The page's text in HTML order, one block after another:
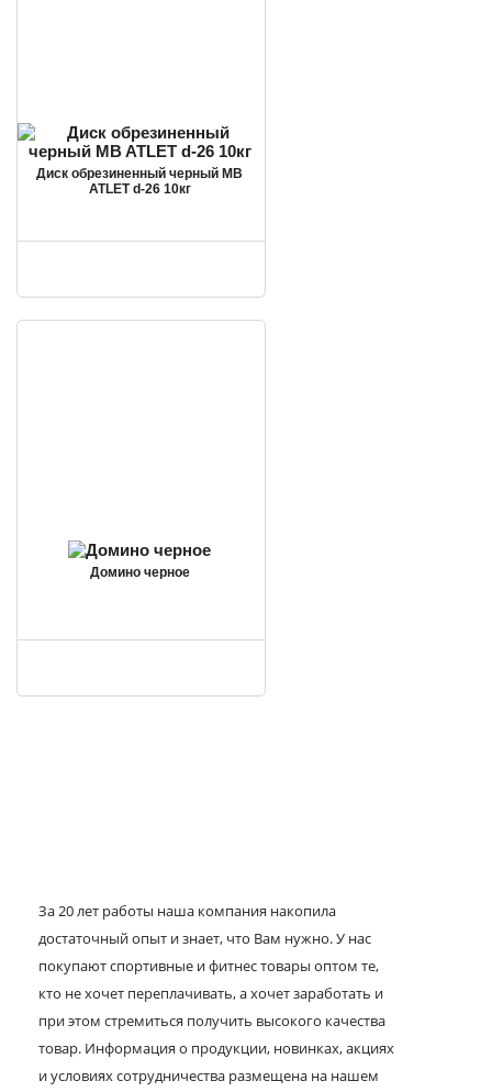
Диск обрезиненный черный MB
ATLET d-26 10кг
Домино черное
За 20 лет работы наша компания накопила
достаточный опыт и знает, что Вам нужно. У нас
покупают спортивные и фитнес товары оптом те,
кто не хочет переплачивать, а хочет заработать и
при этом стремиться получить высокого качества
товар. Информация о продукции, новинках, акциях
и условиях сотрудничества размещена на нашем